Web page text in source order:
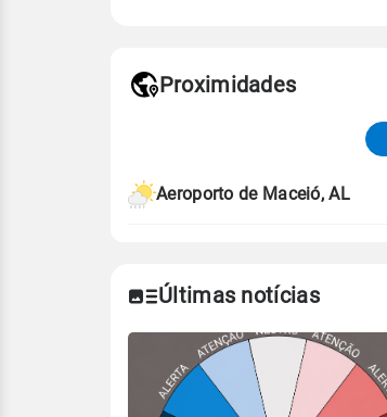
de Tempo e Estudos
Proximidades
Aeroporto de Maceió, AL
Últimas notícias